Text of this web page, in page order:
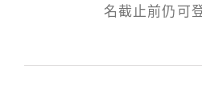
名截止前仍可